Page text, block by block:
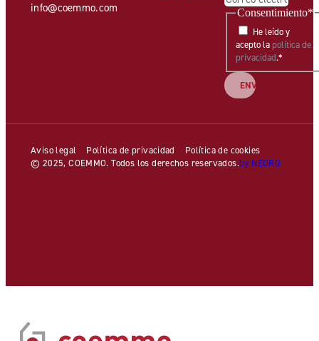
info@coemmo.com
Consentimiento*
He leído y
acepto la política de
privacidad.*
Aviso legal Política de privacidad
Política de cookies
© 2025, COEMMO. Todos los derechos reservados.by NEORG